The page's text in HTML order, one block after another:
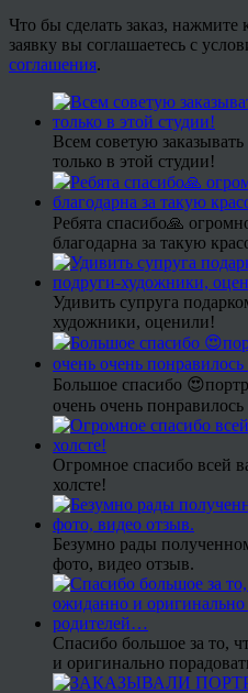
Что бы сделать заказ, нажмите
заявку вы соглашаетесь с
соглашения.
Всем советую
только в этой студии!
Ребята спасибо🙏
благодарна за такую
Удивить супруга
художники, оценили!
Большое спасибо
очень очень
Огромное спасибо всей
холсте!
Безумно рады
фото, видео отзыв.
Спасибо большое за то,
и оригинально